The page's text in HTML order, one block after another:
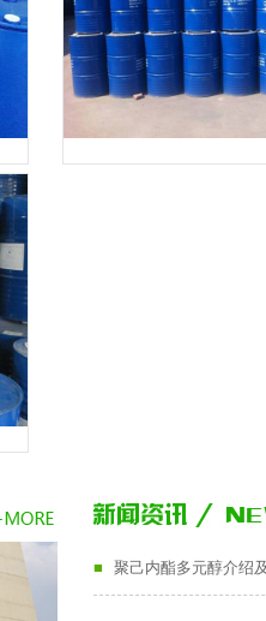
■ 聚己内酯多元醇介绍